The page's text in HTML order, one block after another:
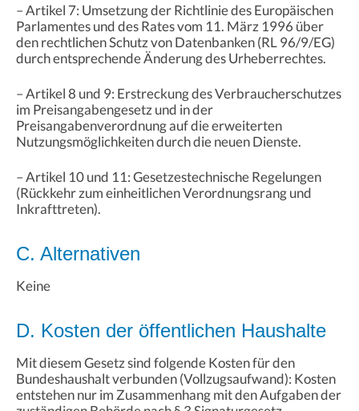
– Artikel 7: Umsetzung der Richtlinie des Europäischen
Parlamentes und des Rates vom 11. März 1996 über
den rechtlichen Schutz von Datenbanken (RL 96/9/EG)
durch entsprechende Änderung des Urheberrechtes.
– Artikel 8 und 9: Erstreckung des Verbraucherschutzes
im Preisangabengesetz und in der
Preisangabenverordnung auf die erweiterten
Nutzungsmöglichkeiten durch die neuen Dienste.
– Artikel 10 und 11: Gesetzestechnische Regelungen
(Rückkehr zum einheitlichen Verordnungsrang und
Inkrafttreten).
C. Alternativen
Keine
D. Kosten der öffentlichen Haushalte
Mit diesem Gesetz sind folgende Kosten für den
Bundeshaushalt verbunden (Vollzugsaufwand): Kosten
entstehen nur im Zusammenhang mit den Aufgaben der